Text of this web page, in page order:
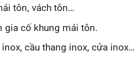
tôn, vách tôn…
gia cố khung mái tôn.
cầu thang inox, cửa inox…